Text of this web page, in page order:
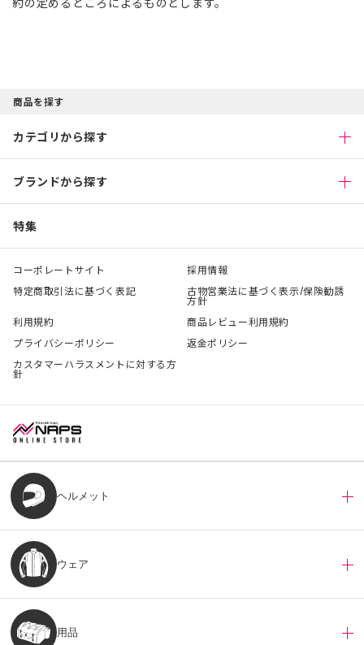
商品を探す
カテゴリから探す
ブランドから探す
特集
コーポレートサイト
採用情報
特定商取引法に基づく表記
古物営業法に基づく表示/保険勧誘
方針
利用規約
商品レビュー利用規約
プライバシーポリシー
返金ポリシー
カスタマーハラスメントに対する方
針
ヘルメット
ウェア
用品